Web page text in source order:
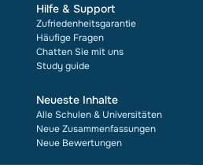
Hilfe & Support
Zufriedenheitsgarantie
Häufige Fragen
Chatten Sie mit uns
Study guide
Neueste Inhalte
Alle Schulen & Universitäten
Neue Zusammenfassungen
Neue Bewertungen